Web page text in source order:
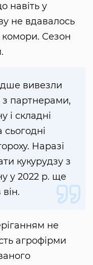
навіть у
не вдавалось
комори. Сезон
вивезли
з партнерами,
і складні
Наразі
кукурудзу з
у 2022 р. ще
не
агрофірми